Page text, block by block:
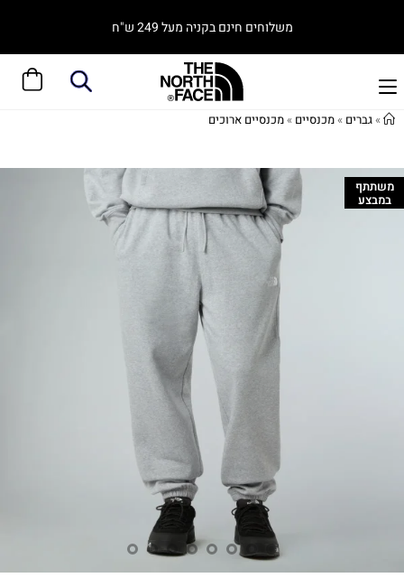
משלוחים חינם בקניה מעל 249 ש"ח
»גברים »מכנסיים »מכנסיים ארוכים
משתתף
במבצע